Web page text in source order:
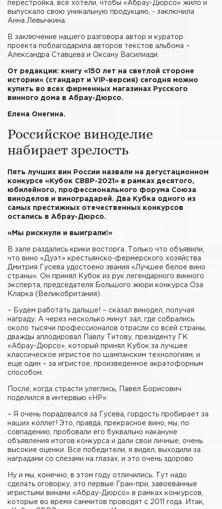
перестройка, все хотели, чтобы «Абрау-Дюрсо» жило и
выпускало свою уникальную продукцию, - заключила
Анна Левычкина.
В заключение нашего разговора автор и куратор
проекта поблагодарила авторов текстов альбома –
Александра Ставцева и Оксану Василиади.
От редакции: книгу «150 лет на светлой стороне
истории» (стандарт и VIP-версия) сегодня можно
купить во всех фирменных магазинах Русского
винного дома в Абрау-Дюрсо.
Елена Онегина.
Российское виноделие
набирает зрелость
Пять лучших вин России назвали на дегустационном
конкурсе «Кубок СВВР-2021» в рамках десятого,
юбилейного, профессионального форума Союза
виноделов и виноградарей. Два Кубка одного из
самых престижных отечественных конкурсов
остались в Абрау-Дюрсо.
«Мы рискнули и выиграли!»
В зале раздались крики восторга. Только что объявили,
что вино «Дуэт» крестьянско-фермерского хозяйства
Дмитрия Гусева удостоено звания «Лучшее белое вино
страны». Он принял Кубок из рук легендарного винного
эксперта, председателя Большого жюри конкурса Оза
Кларка (Великобритания).
– Будем работать дальше! – сказал винодел, получая
награду. А через несколько минут зал, где собрались
около тысячи профессионалов отрасли со всей страны,
дважды аплодировал Павлу Титову, президенту ГК
«Абрау-Дюрсо», который принял Кубок за лучшее
классическое игристое по шампанским технологиям, и
еще один – за игристое, произведенное акратофорным
способом.
После, когда страсти улеглись, Павел Борисович
поделился в интервью «НР»:
– Я очень порадовался за Гусева, гордость пробирает за
наших коллег! Это, правда, прекрасное вино, мы, по
совпадению, пробовали его буквально накануне
объявления итогов конкурса и дали свои личные, очень
высокие оценки. Все победители, я видел, выходили за
наградами со слезами на глазах, и это очень здорово.
Ну и мы, конечно, в этом году отличились. Тут надо
сделать оговорку, это первые Гран-при, завоеванные
игристыми винами «Абрау-Дюрсо» в рамках конкурсов,
которые во время саммитов проводят с 2011 года. Итак,